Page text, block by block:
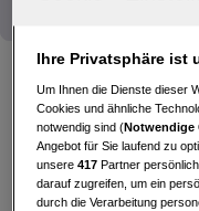
U1 Donnerstag
04.04.2024 - 9-
GC Zillertal Uderns
Ihre Privatsphäre ist
Um Ihnen die Dienste dieser
Cookies und ähnliche
notwendig sind (Notwendige
Angebot für Sie laufend zu
unsere417 Partner
darauf zugreifen, um ein
durch die Verarbeitung